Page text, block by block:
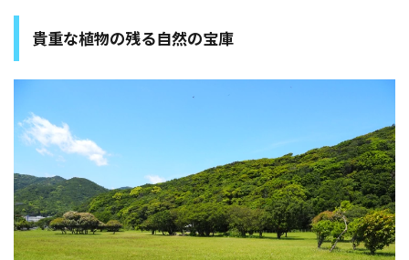
貴重な植物の残る自然の宝庫